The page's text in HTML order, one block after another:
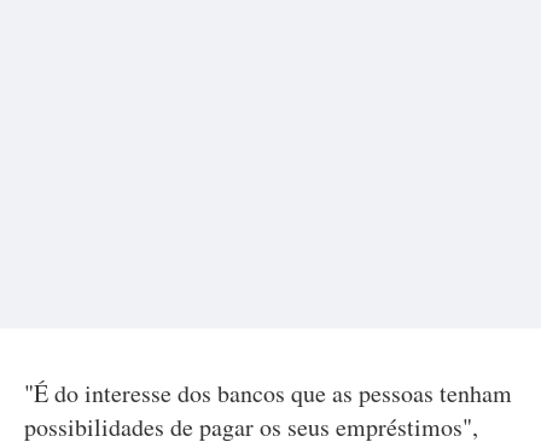
"É do interesse dos bancos que as pessoas tenham
possibilidades de pagar os seus empréstimos",